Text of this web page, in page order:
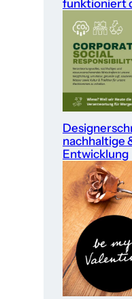
funktioniert
nachhaltige
Entwicklung